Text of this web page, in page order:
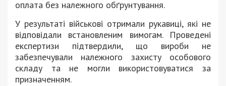
оплата без належного обґрунтування.
У результаті військові отримали рукавиці, які не
відповідали встановленим вимогам. Проведені
експертизи підтвердили, що вироби не
забезпечували належного захисту особового
складу та не могли використовуватися за
призначенням.